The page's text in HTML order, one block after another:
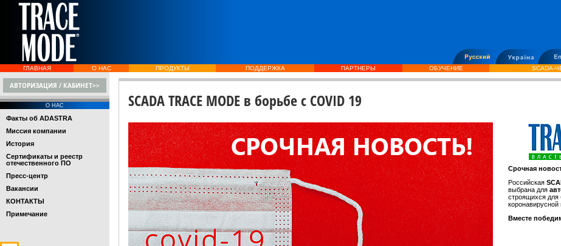
ГЛАВНАЯ О НАС ПРОДУКТЫ ПОДДЕРЖКА ПАРТНЕРЫ ОБУЧЕНИЕ SCADA-
АВТОРИЗАЦИЯ / КАБИНЕТ>>
О НАС
Факты об ADASTRA
Миссия компании
История
Сертификаты и реестр
отечественного ПО
Пресс-центр
Вакансии
КОНТАКТЫ
Примечание
SCADA TRACE MODE в борьбе с COVID 19
Срочная
Российская
выбрана для
строящихся
Вместе